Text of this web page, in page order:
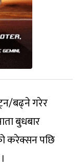
बढ्ने गरेर
बुधबार
करेक्सन पछि